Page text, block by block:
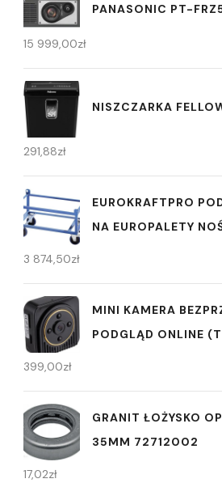
PANASONIC PT-
15 999,00zł
NISZCZARKA
291,88zł
EUROKRAFTPRO
NA EUROPALETY
3 874,50zł
MINI KAMERA
PODGLĄD ONLINE
399,00zł
GRANIT ŁOŻYSKO
35MM 72712002
17,02zł